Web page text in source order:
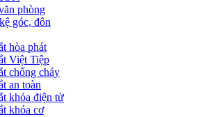
phòng
góc, đôn
hòa phát
Việt Tiệp
chống cháy
an toàn
khóa điện tử
khóa cơ